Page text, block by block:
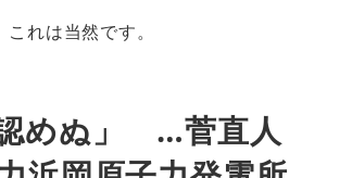
れは当然です。
認めぬ」 …菅直人